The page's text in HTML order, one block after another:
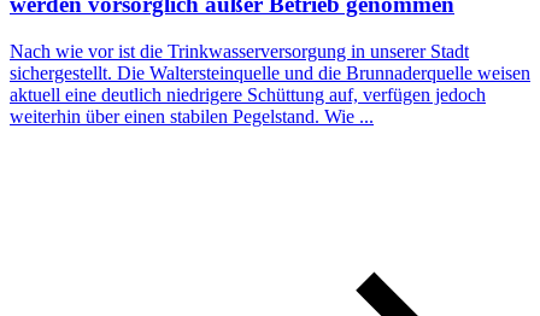
Nach wie vor ist die Trinkwasserversorgung in unserer Stadt
sichergestellt. Die Waltersteinquelle und die Brunnaderquelle weisen
aktuell eine deutlich niedrigere Schüttung auf, verfügen jedoch
weiterhin über einen stabilen Pegelstand. Wie ...